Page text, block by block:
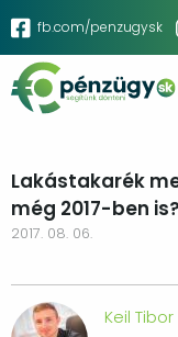
Ugrás
tartalomra
Social
menu
fb.com/penzugysk
Lakástakarék
még 2017-ben is?
2017. 08. 06.
Keil Tibor